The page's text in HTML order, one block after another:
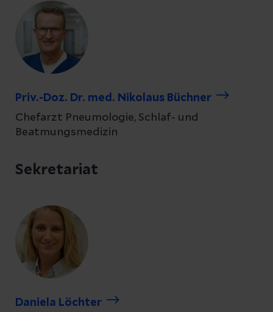
Priv.-Doz. Dr. med. Nikolaus Büchner
Chefarzt Pneumologie, Schlaf- und
Beatmungsmedizin
Sekretariat
Daniela Löchter